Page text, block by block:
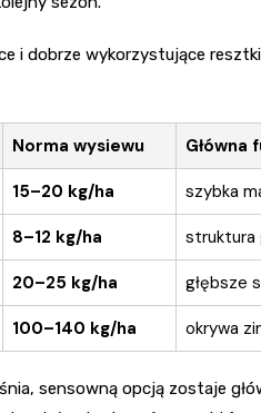
i dobrze wykorzystujące
Norma wysiewu Główna
15–20 kg/ha szybka
8–12 kg/ha struktura
20–25 kg/ha głębsze
100–140 kg/ha okrywa
sensowną opcją zostaje